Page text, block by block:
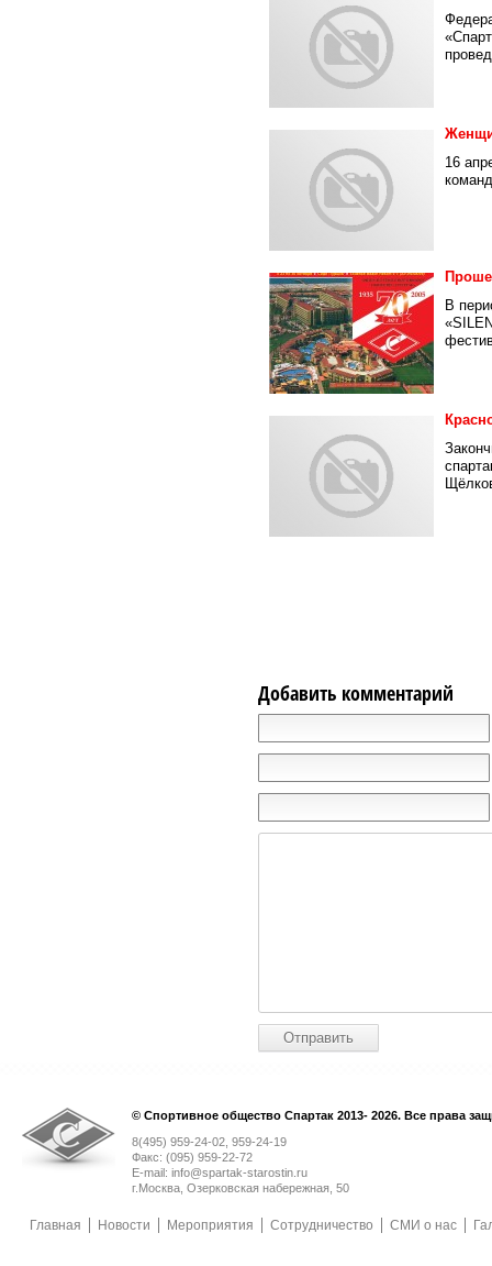
16
В
Добавить комментарий
© Спортивное общество Спартак 2013- 2026. Все права
8(495) 959-24-02, 959-24-19
Факс: (095) 959-22-72
E-mail: info@spartak-starostin.ru
г.Москва, Озерковская набережная, 50
Главная Новости Мероприятия Сотрудничество СМИ о нас